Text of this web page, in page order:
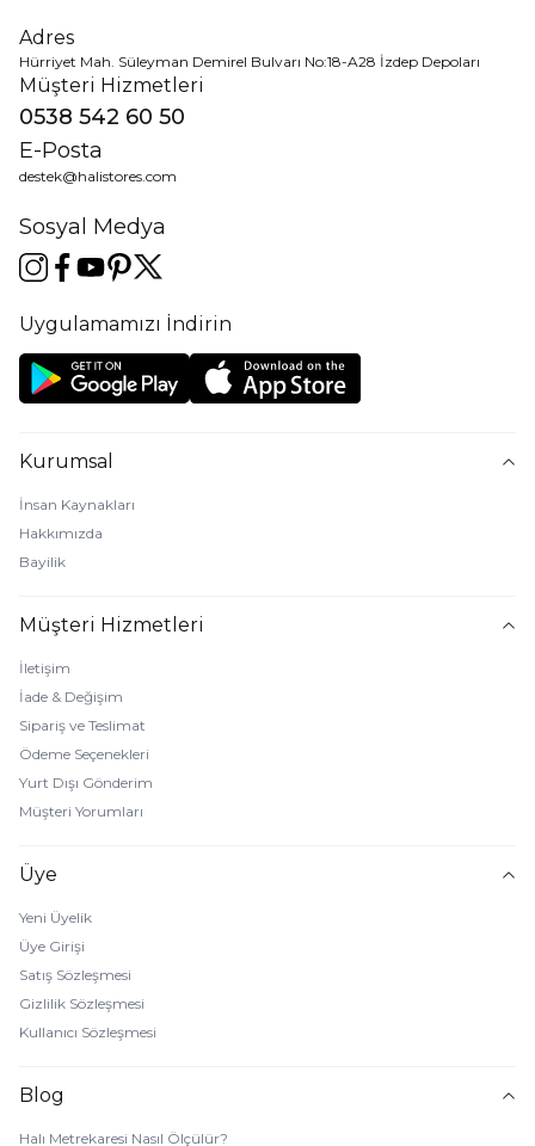
Adres
Hürriyet Mah. Süleyman Demirel Bulvarı No:18-A28 İzdep Depoları
Müşteri Hizmetleri
0538 542 60 50
E-Posta
destek@halistores.com
Sosyal Medya
Uygulamamızı İndirin
Kurumsal
İnsan Kaynakları
Hakkımızda
Bayilik
Müşteri Hizmetleri
İletişim
İade & Değişim
Sipariş ve Teslimat
Ödeme Seçenekleri
Yurt Dışı Gönderim
Müşteri Yorumları
Üye
Yeni Üyelik
Üye Girişi
Satış Sözleşmesi
Gizlilik Sözleşmesi
Kullanıcı Sözleşmesi
Blog
Halı Metrekaresi Nasıl Ölçülür?